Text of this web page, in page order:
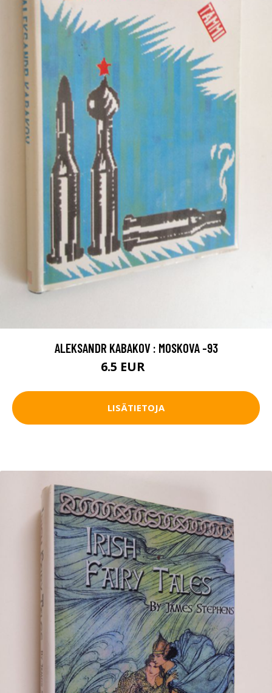
ALEKSANDR KABAKOV : MOSKOVA -93
6.5 EUR
LISÄTIETOJA